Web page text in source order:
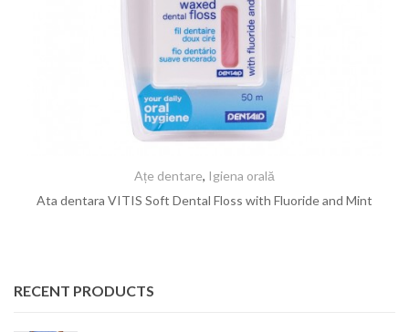
Ațe dentare, Igiena orală
Ata dentara VITIS Soft Dental Floss with Fluoride and Mint
RECENT PRODUCTS